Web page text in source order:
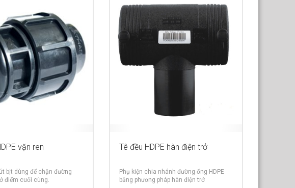
vặn ren
bịt dùng để chặn đường
điểm cuối cùng.
Tê đều HDPE hàn điện trở
Phụ kiện chia nhánh đường ống HDPE
bằng phương pháp hàn điện trở